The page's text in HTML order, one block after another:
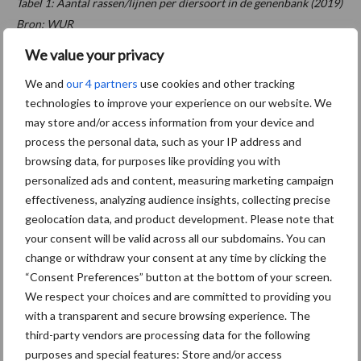
We value your privacy
We and our 4 partners use cookies and other tracking
technologies to improve your experience on our website. We
may store and/or access information from your device and
process the personal data, such as your IP address and
browsing data, for purposes like providing you with
personalized ads and content, measuring marketing campaign
effectiveness, analyzing audience insights, collecting precise
geolocation data, and product development. Please note that
your consent will be valid across all our subdomains. You can
change or withdraw your consent at any time by clicking the
“Consent Preferences” button at the bottom of your screen.
We respect your choices and are committed to providing you
with a transparent and secure browsing experience. The
third-party vendors are processing data for the following
purposes and special features: Store and/or access
Tabel 1: Aantal rassen/lijnen per diersoort in de genenbank (2019)
Bron: WUR
Bron:WUR
Aanbevolen voor jou!
Grondstoffenmarkt blijft
grillig: droogte en
geopolitiek houden handel
in de greep
De speenhuid: een vaak
onderschatte risicofactor
voor mastitis
ForFarmers ziet volume en